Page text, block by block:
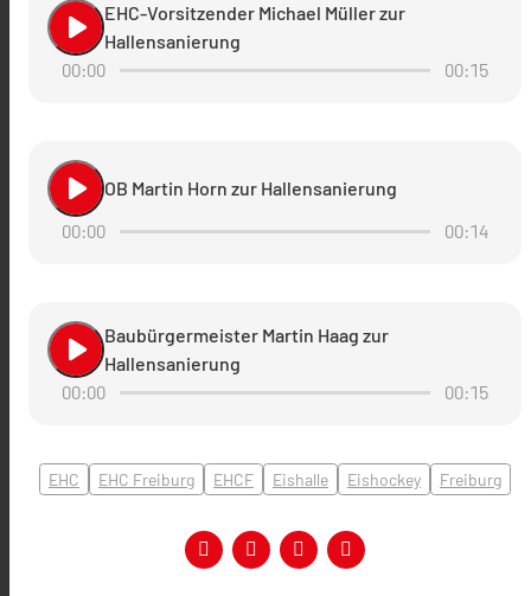
play_arrow
EHC-Vorsitzender Michael Müller zur
Hallensanierung
00:00
00:15
play_arrow
OB Martin Horn zur Hallensanierung
00:00
00:14
play_arrow
Baubürgermeister Martin Haag zur
Hallensanierung
00:00
00:15
EHC EHC Freiburg EHCF Eishalle Eishockey Freiburg